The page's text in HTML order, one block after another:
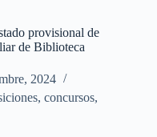
provisional de
de Biblioteca
2024
concursos,